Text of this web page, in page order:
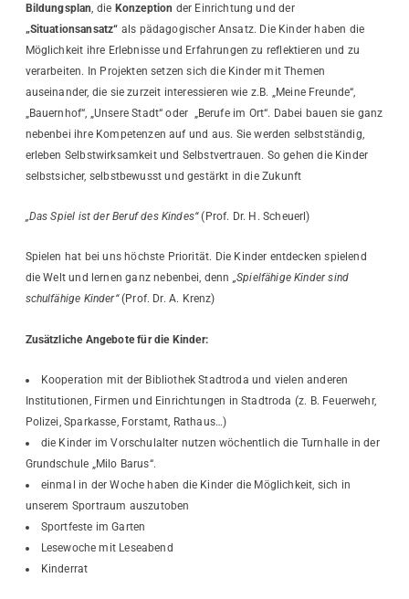
Bildungsplan , die Konzeption der Einrichtung und der
„Situationsansatz“ als pädagogischer Ansatz. Die Kinder haben die
Möglichkeit ihre Erlebnisse und Erfahrungen zu reflektieren und zu
verarbeiten. In Projekten setzen sich die Kinder mit Themen
auseinander, die sie zurzeit interessieren wie z.B. „Meine Freunde“,
„Bauernhof“, „Unsere Stadt“ oder „Berufe im Ort“. Dabei bauen sie ganz
nebenbei ihre Kompetenzen auf und aus. Sie werden selbstständig,
erleben Selbstwirksamkeit und Selbstvertrauen. So gehen die Kinder
selbstsicher, selbstbewusst und gestärkt in die Zukunft
„Das Spiel ist der Beruf des Kindes“(Prof. Dr. H. Scheuerl)
Spielen hat bei uns höchste Priorität. Die Kinder entdecken spielend
die Welt und lernen ganz nebenbei, denn „Spielfähige Kinder sind
schulfähige Kinder“(Prof. Dr. A. Krenz)
Zusätzliche Angebote für die Kinder:
Kooperation mit der Bibliothek Stadtroda und vielen anderen
Institutionen, Firmen und Einrichtungen in Stadtroda (z. B. Feuerwehr,
Polizei, Sparkasse, Forstamt, Rathaus…)
die Kinder im Vorschulalter nutzen wöchentlich die Turnhalle in der
Grundschule „Milo Barus“.
einmal in der Woche haben die Kinder die Möglichkeit, sich in
unserem Sportraum auszutoben
Sportfeste im Garten
Lesewoche mit Leseabend
Kinderrat